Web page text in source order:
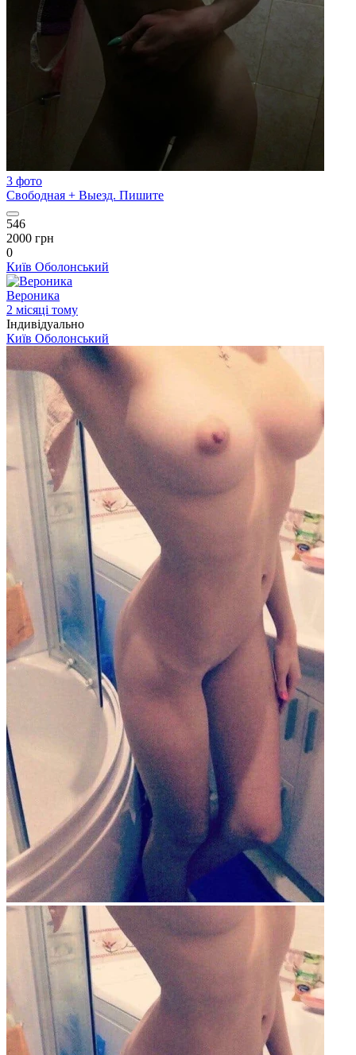
3 фото
Свободная + Выезд. Пишите
546
2000 грн
0
Київ Оболонський
Вероника
2 місяці тому
Індивідуально
Київ Оболонський